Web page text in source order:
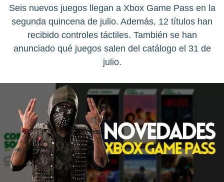
Seis nuevos juegos llegan a Xbox Game Pass en la
segunda quincena de julio. Además, 12 títulos han
recibido controles táctiles. También se han
anunciado qué juegos salen del catálogo el 31 de
julio.